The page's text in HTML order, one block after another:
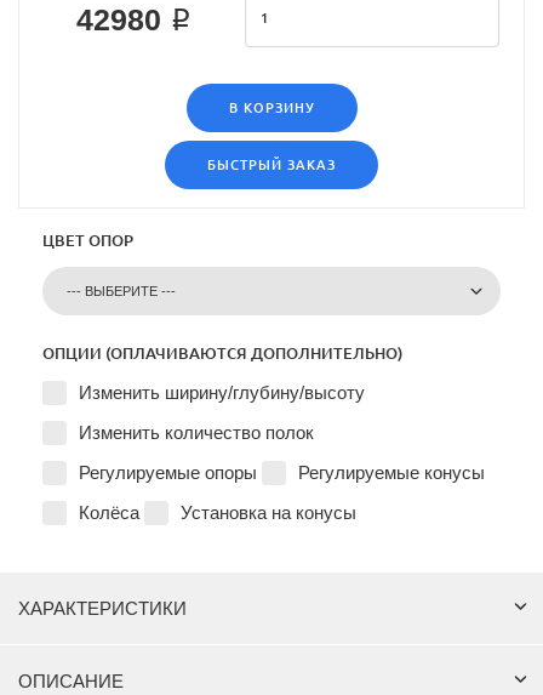
42980 ₽
В КОРЗИНУ
БЫСТРЫЙ ЗАКАЗ
ЦВЕТ ОПОР
ОПЦИИ (ОПЛАЧИВАЮТСЯ ДОПОЛНИТЕЛЬНО)
Изменить ширину/глубину/высоту
Изменить количество полок
Регулируемые опоры
Регулируемые конусы
Колёса
Установка на конусы
ХАРАКТЕРИСТИКИ
ОПИСАНИЕ